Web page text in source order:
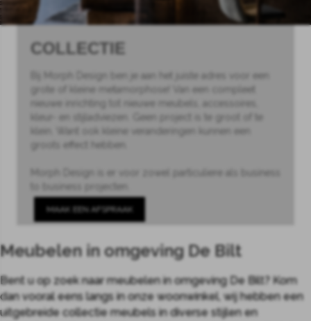
COLLECTIE
Bij Morph Design ben je aan het juiste adres voor een
grote of kleine metamorphose! Van een compleet
nieuwe inrichting tot nieuwe meubels, accessoires,
kleur- en stijladviezen. Geen project is te groot of te
klein. Want ook kleine veranderingen kunnen een
groots effect hebben.
Morph Design is er voor zowel particuliere als business
to business projecten.
MAAK EEN AFSPRAAK
Meubelen in omgeving De Bilt
Bent u op zoek naar meubelen in omgeving De Bilt? Kom
dan vooral eens langs in onze woonwinkel, wij hebben een
uitgebreide collectie meubels in diverse stijlen en